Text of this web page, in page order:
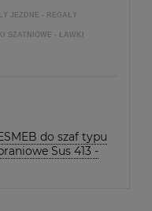
JEZDNE - REGAŁY
SZATNIOWE - ŁAWKI
do szaf typu
Sus 413 -